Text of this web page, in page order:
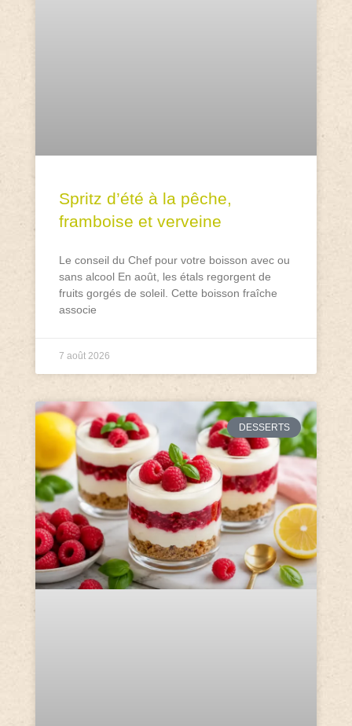
Spritz d’été à la pêche,
framboise et verveine
Le conseil du Chef pour votre boisson avec ou
sans alcool En août, les étals regorgent de
fruits gorgés de soleil. Cette boisson fraîche
associe
7 août 2026
DESSERTS